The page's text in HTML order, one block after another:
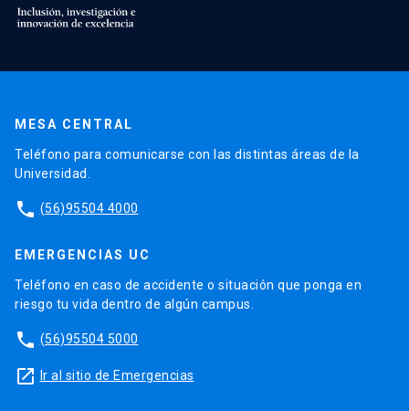
MESA CENTRAL
Teléfono para comunicarse con las distintas áreas de la
Universidad.
phone (56)95504 4000
EMERGENCIAS UC
Teléfono en caso de accidente o situación que ponga en
riesgo tu vida dentro de algún campus.
phone (56)95504 5000
launch Ir al sitio de Emergencias